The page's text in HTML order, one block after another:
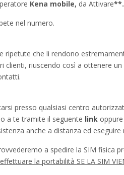
Kena mobile, da Attivare**.
nel numero.
ripetute che li rendono
clienti, riuscendo così a ottenere
presso qualsiasi centro
a te tramite il seguente link
anche a distanza ed
a spedire la SIM fisica
la portabilità SE LA SIM